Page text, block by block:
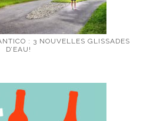
: 3 NOUVELLES GLISSADES
D’EAU!